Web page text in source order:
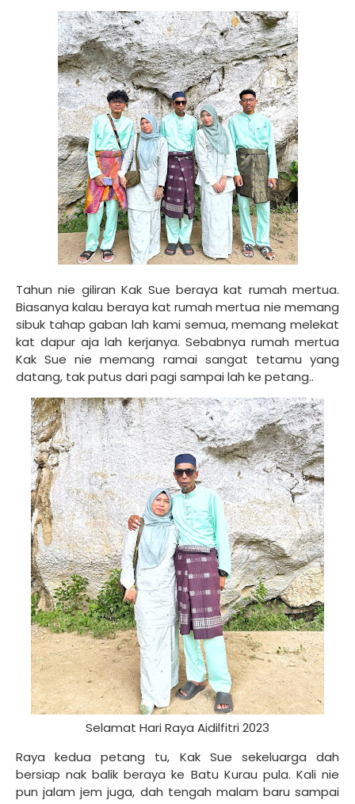
Tahun nie giliran Kak Sue beraya kat rumah mertua.
Biasanya kalau beraya kat rumah mertua nie memang
sibuk tahap gaban lah kami semua, memang melekat
kat dapur aja lah kerjanya. Sebabnya rumah mertua
Kak Sue nie memang ramai sangat tetamu yang
datang, tak putus dari pagi sampai lah ke petang..
Selamat Hari Raya Aidilfitri 2023
Raya kedua petang tu, Kak Sue sekeluarga dah
bersiap nak balik beraya ke Batu Kurau pula. Kali nie
pun jalam jem juga, dah tengah malam baru sampai